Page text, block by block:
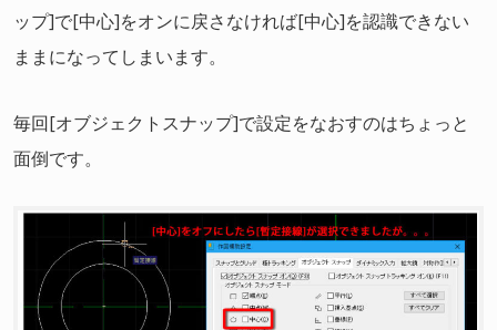
ップ]で[中心]をオンに戻さなければ[中心]を認識できない
ままになってしまいます。
毎回[オブジェクトスナップ]で設定をなおすのはちょっと
面倒です。